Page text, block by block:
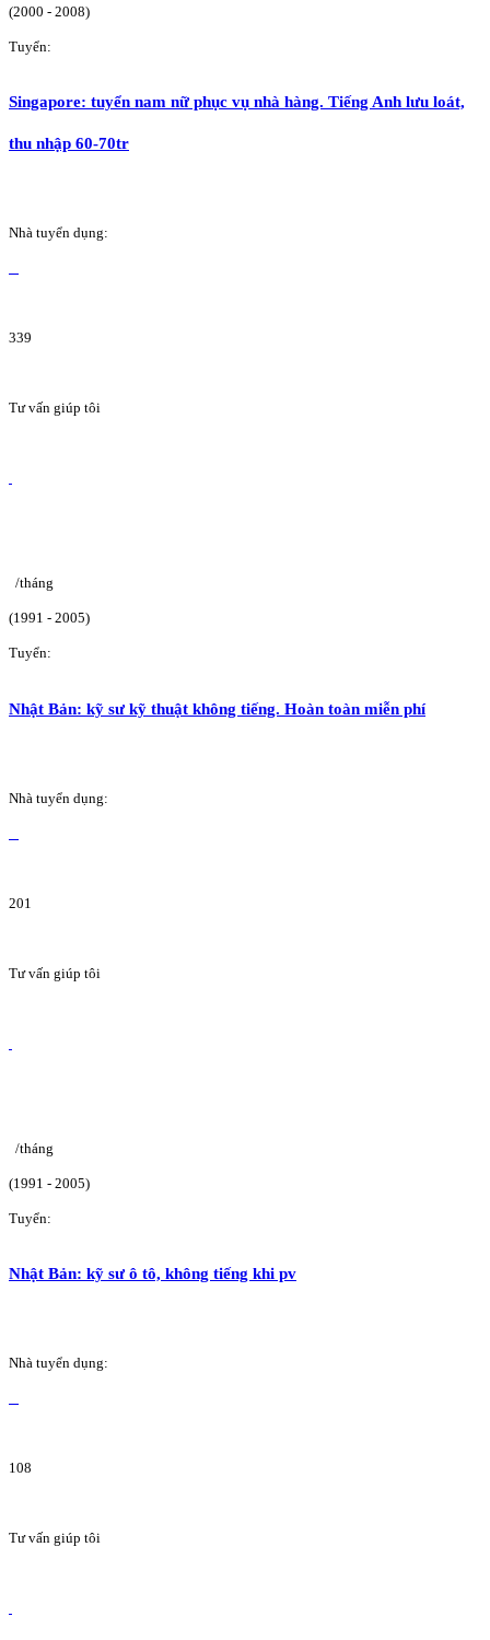
(2000 - 2008)
Tuyển:
Singapore: tuyển nam nữ phục vụ nhà hàng. Tiếng Anh lưu loát,
thu nhập 60-70tr
Nhà tuyển dụng:
339
Tư vấn giúp tôi
/tháng
(1991 - 2005)
Tuyển:
Nhật Bản: kỹ sư kỹ thuật không tiếng. Hoàn toàn miễn phí
Nhà tuyển dụng:
201
Tư vấn giúp tôi
/tháng
(1991 - 2005)
Tuyển:
Nhật Bản: kỹ sư ô tô, không tiếng khi pv
Nhà tuyển dụng:
108
Tư vấn giúp tôi